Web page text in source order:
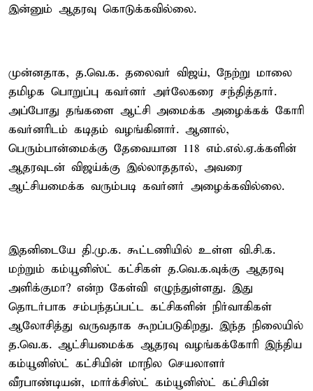
இன்னும் ஆதரவு கொடுக்கவில்லை.
முன்னதாக, த.வெ.க. தலைவர் விஜய், நேற்று மாலை
தமிழக பொறுப்பு கவர்னர் அர்லேகரை சந்தித்தார்.
அப்போது தங்களை ஆட்சி அமைக்க அழைக்கக் கோரி
கவர்னரிடம் கடிதம் வழங்கினார். ஆனால்,
பெரும்பான்மைக்கு தேவையான 118 எம்.எல்.ஏ.க்களின்
ஆதரவுடன் விஜய்க்கு இல்லாததால், அவரை
ஆட்சியமைக்க வரும்படி கவர்னர் அழைக்கவில்லை.
இதனிடையே தி.மு.க. கூட்டணியில் உள்ள வி.சி.க.
மற்றும் கம்யூனிஸ்ட் கட்சிகள் த.வெ.க.வுக்கு ஆதரவு
அளிக்குமா? என்ற கேள்வி எழுந்துள்ளது. இது
தொடர்பாக சம்பந்தப்பட்ட கட்சிகளின் நிர்வாகிகள்
ஆலோசித்து வருவதாக கூறப்படுகிறது. இந்த நிலையில்
த.வெ.க. ஆட்சியமைக்க ஆதரவு வழங்கக்கோரி இந்திய
கம்யூனிஸ்ட் கட்சியின் மாநில செயலாளர்
வீரபாண்டியன், மார்க்சிஸ்ட் கம்யூனிஸ்ட் கட்சியின்